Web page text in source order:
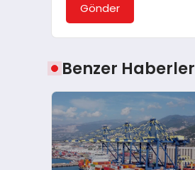
Gönder
Benzer Haberler